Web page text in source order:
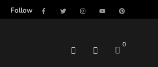
Follow
0